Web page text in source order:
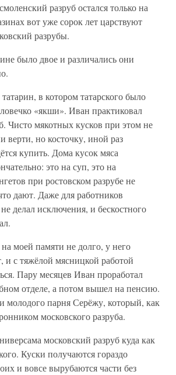
разруб остался только на
вот уже сорок лет царствуют
разрубы.
было двое и различались они
в котором татарского было
«якши». Иван практиковал
Чисто мякотных кусков при этом не
верти, но косточку, иной раз
купить. Дома кусок мяса
это на суп, это на
при ростовском разрубе не
дают. Даже для работников
делал исключения, и бескостного
моей памяти не долго, у него
и с тяжёлой мясницкой работой
Пару месяцев Иван проработал
отделе, а потом вышел на пенсию.
молодого парня Серёжу, который, как
московского разруба.
московский разруб куда как
Куски получаются гораздо
и вовсе вырубаются части без